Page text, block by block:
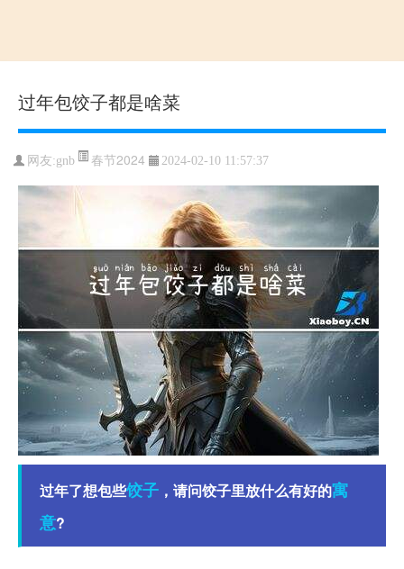
过年包饺子都是啥菜
网友:gnb 春节2024 2024-02-10 11:57:37
过年了想包些饺子 ，请问饺子里放什么有好的寓
意?